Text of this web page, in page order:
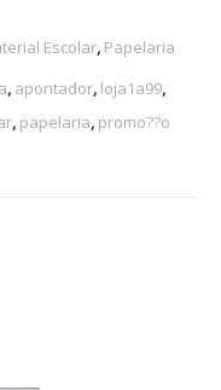
Escolar, Papelaria
, apontador, loja1a99,
, papelaria, promo??o